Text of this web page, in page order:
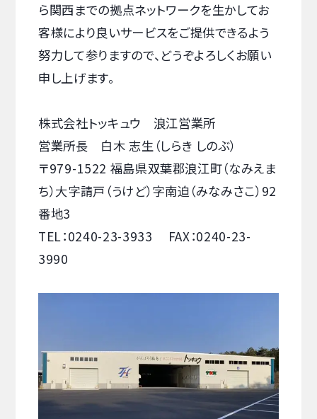
ら関西までの拠点ネットワークを生かしてお
客様により良いサービスをご提供できるよう
努力して参りますので、どうぞよろしくお願い
申し上げます。
株式会社トッキュウ 浪江営業所
営業所長 白木 志生（しらき しのぶ）
〒979-1522 福島県双葉郡浪江町（なみえま
ち）大字請戸（うけど）字南迫（みなみさこ）92
番地3
TEL：0240-23-3933 FAX：0240-23-
3990